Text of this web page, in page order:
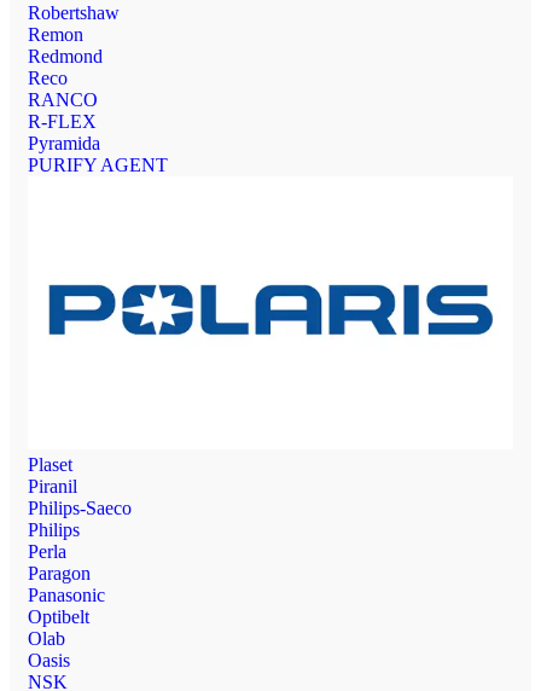
Robertshaw
Remon
Redmond
Reco
RANCO
R-FLEX
Pyramida
PURIFY AGENT
Plaset
Piranil
Philips-Saeco
Philips
Perla
Paragon
Panasonic
Optibelt
Olab
Oasis
NSK